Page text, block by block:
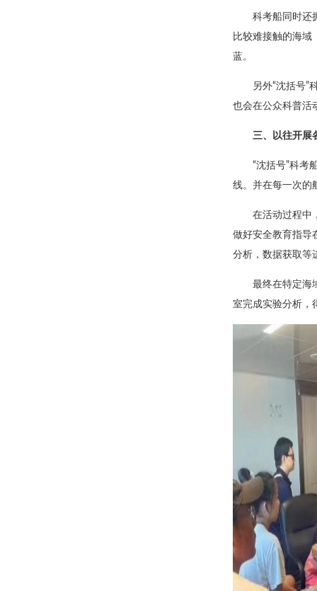
科考船同时还
比较难接触的海域
蓝。
另外“沈括号”
也会在公众科普活
三、以往开展
“沈括号”科考
线。并在每一次的
在活动过程中
做好安全教育指导
分析，数据获取等
最终在特定海
室完成实验分析，